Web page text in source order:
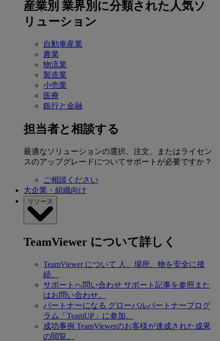
産業別 業界別に分類された人気ソ
リューション
自動車産業
農業
物流業
製造業
小売業
医療
銀行と金融
担当者と相談する
最適なソリューションの選択、注文、またはライセン
スのアップグレードについてサポートが必要ですか？
ご相談ください
大企業・組織向け
リソース
TeamViewer について詳しく
TeamViewer について 人、場所、物を安全に接
続。
サポートへ問い合わせ サポート記事を参照また
はお問い合わせ。
パートナーになる グローバルパートナープログ
ラム「TeamUP」に参加。
成功事例 TeamViewerのお客様が達成された成果
の閲覧。